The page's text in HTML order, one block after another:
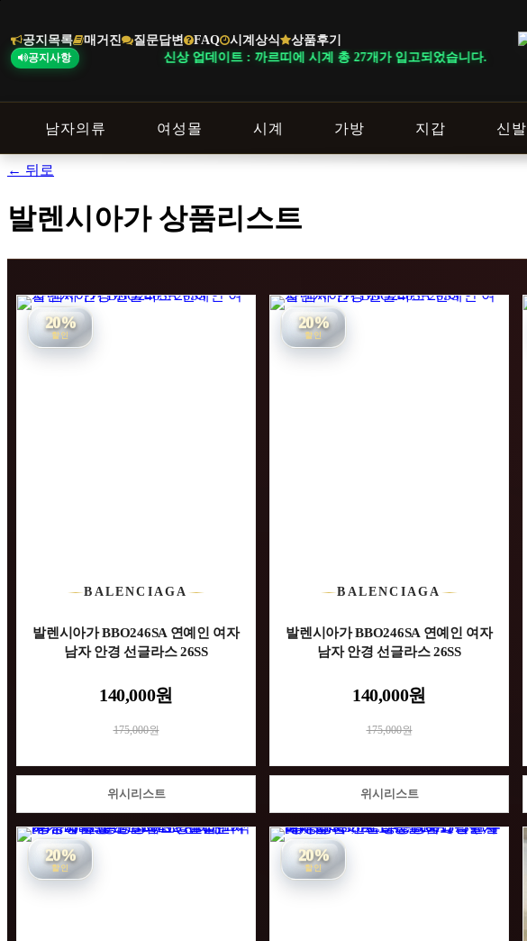
공지목록 매거진 질문답변 FAQ 시계상식 상품후기
공지사항 신상 업데이트 : 까르띠에 시계 총 27개가 입고되었습니다.
남자의류 여성몰 시계 가방 지갑 신발
바
로
기
← 뒤로
발렌시아가 상품리스트
20%
할인
BALENCIAGA
발렌시아가 BBO246SA 연예인 여자
남자 안경 선글라스 26SS
140,000원
175,000원
위시리스트
20%
할인
BALENCIAGA
발렌시아가 BBO246SA 연예인 여자
남자 안경 선글라스 26SS
140,000원
175,000원
위시리스트
20%
할인
20%
할인